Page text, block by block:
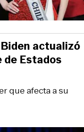
que afecta a su
Biden actualizó
Estados